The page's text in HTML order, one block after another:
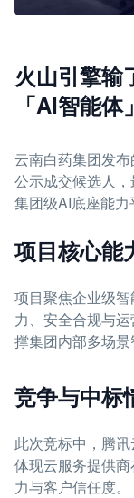
火山引擎输
「AI智能
云南白药集团发
公示成交候选人
集团级AI底座能力
项目核心能
项目聚焦企业级
力、安全合规与
撑集团内部多场景
竞争与中标
此次竞标中，腾
体现云服务提供
力与客户信任度。